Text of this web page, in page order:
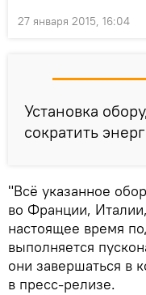
27 января 2015, 16:04
Установка
сократить
"Всё указанное
во Франции,
настоящее время
выполняется
они завершаться в
в пресс-релизе.